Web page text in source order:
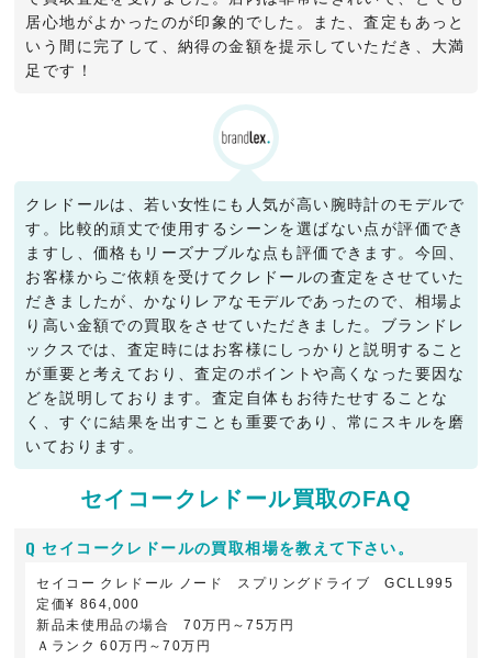
居心地がよかったのが印象的でした。また、査定もあっと
いう間に完了して、納得の金額を提示していただき、大満
足です！
クレドールは、若い女性にも人気が高い腕時計のモデルで
す。比較的頑丈で使用するシーンを選ばない点が評価でき
ますし、価格もリーズナブルな点も評価できます。今回、
お客様からご依頼を受けてクレドールの査定をさせていた
だきましたが、かなりレアなモデルであったので、相場よ
り高い金額での買取をさせていただきました。ブランドレ
ックスでは、査定時にはお客様にしっかりと説明すること
が重要と考えており、査定のポイントや高くなった要因な
どを説明しております。査定自体もお待たせすることな
く、すぐに結果を出すことも重要であり、常にスキルを磨
いております。
セイコークレドール買取のFAQ
セイコークレドールの買取相場を教えて下さい。
セイコー クレドール ノード スプリングドライブ GCLL995
定価¥ 864,000
新品未使用品の場合 70万円～75万円
Ａランク 60万円～70万円